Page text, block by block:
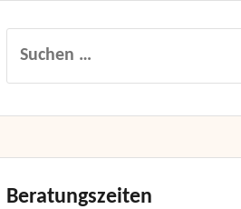
Suchen
Beratungszeiten